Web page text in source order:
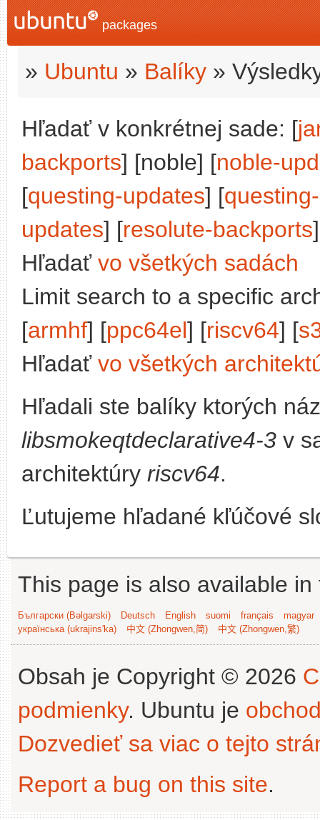
packages
» Ubuntu » Balíky »
Hľadať v konkrétnej sade: [
backports] [noble] [noble-
[questing-updates] [
updates] [resolute-backports
Hľadať vo všetkých sadách
Limit search to a specific
[armhf] [ppc64el] [riscv64] [
Hľadať vo všetkých
Hľadali ste balíky ktorých
libsmokeqtdeclarative4-3 v
architektúry riscv64.
Ľutujeme hľadané kľúčové
This page is also available
Български (Bəlgarski) Deutsch English suomi français
magyar
українська (ukrajins'ka)
中文 (Zhongwen,简) 中文 (Zhongwen,繁)
Obsah je Copyright © 2026
podmienky. Ubuntu je
Dozvedieť sa viac o tejto
Report a bug on this site.